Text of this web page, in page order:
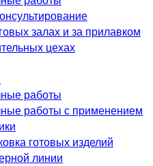
залах и за прилавком
цехах
работы
работы с применением
готовых изделий
линии